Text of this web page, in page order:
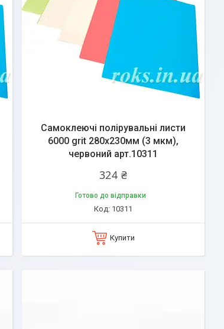
Самоклеючі полірувальні листи
6000 grit 280х230мм (3 мкм),
червоний арт.10311
324 ₴
Готово до відправки
10311
Купити